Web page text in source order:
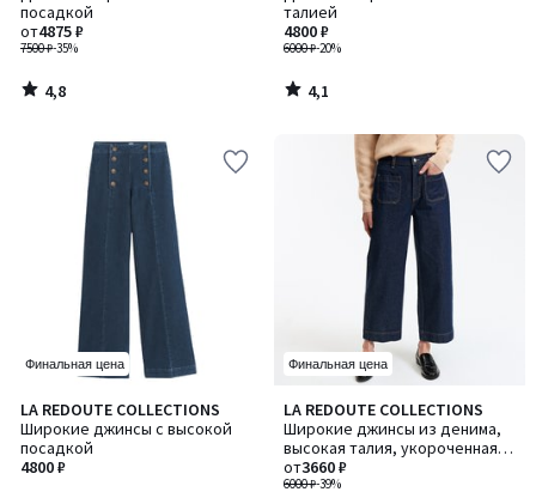
посадкой
7500 ₽-35%
от4875 ₽
4,8
/
талией
6000 ₽-20%
4800 ₽
4,1
/
Финальная цена
LA REDOUTE COLLECTIONS
Широкие джинсы с высокой
посадкой
4800 ₽
4,4
/ 5
Количество
цветов:
2
Финальная цена
LA REDOUTE COLLECTIONS
Широкие джинсы из денима,
высокая талия, укороченная
форма
6000 ₽-39%
от3660 ₽
4,4
/ 5
Количество
цветов:
3